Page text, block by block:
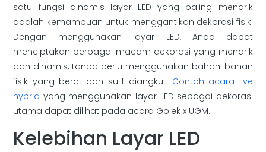
satu fungsi dinamis layar LED yang paling menarik
adalah kemampuan untuk menggantikan dekorasi fisik.
Dengan menggunakan layar LED, Anda dapat
menciptakan berbagai macam dekorasi yang menarik
dan dinamis, tanpa perlu menggunakan bahan-bahan
fisik yang berat dan sulit diangkut. Contoh acara live
hybrid yang menggunakan layar LED sebagai dekorasi
utama dapat dilihat pada acara Gojek x UGM.
Kelebihan Layar LED